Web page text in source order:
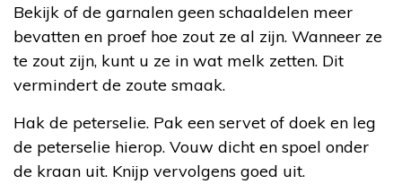
Bekijk of de garnalen geen schaaldelen meer
bevatten en proef hoe zout ze al zijn. Wanneer ze
te zout zijn, kunt u ze in wat melk zetten. Dit
vermindert de zoute smaak.
Hak de peterselie. Pak een servet of doek en leg
de peterselie hierop. Vouw dicht en spoel onder
de kraan uit. Knijp vervolgens goed uit.